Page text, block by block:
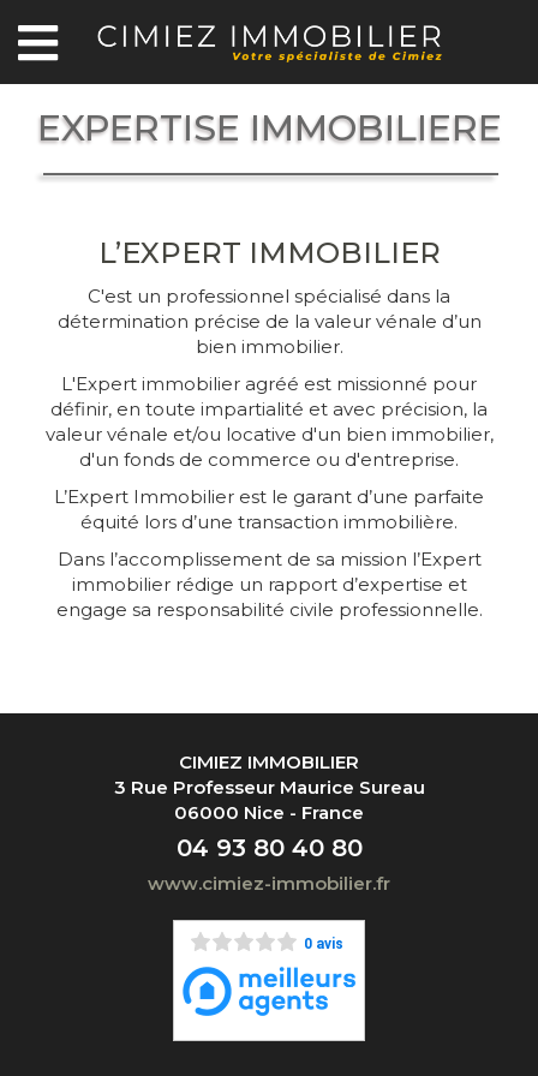
EXPERTISE IMMOBILIERE
L’EXPERT IMMOBILIER
C'est un professionnel spécialisé dans la
détermination précise de la valeur vénale d’un
bien immobilier.
L'Expert immobilier agréé est missionné pour
définir, en toute impartialité et avec précision, la
valeur vénale et/ou locative d'un bien immobilier,
d'un fonds de commerce ou d'entreprise.
L’Expert Immobilier est le garant d’une parfaite
équité lors d’une transaction immobilière.
Dans l’accomplissement de sa mission l’Expert
immobilier rédige un rapport d’expertise et
engage sa responsabilité civile professionnelle.
CIMIEZ IMMOBILIER
3 Rue Professeur Maurice Sureau
06000 Nice - France
04 93 80 40 80
www.cimiez-immobilier.fr
0 avis